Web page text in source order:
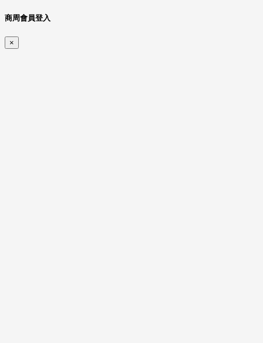
商周會員登入
×